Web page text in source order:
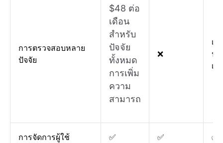
การตรวจสอบหลาย
ปัจจัย
$48 ต่อ
เดือน
สำหรับ
ปัจจัย
ทั้งหมด
การเพิ่ม
ความ
สามารถ
❌
เฉ
ปัจ
เท่
การจัดการผู้ใช้ ✅ ✅ ✅